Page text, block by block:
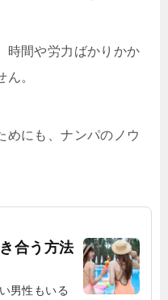
時間や労力ばかりかか
。
めにも、ナンパのノウ
合う方法
男性もいる